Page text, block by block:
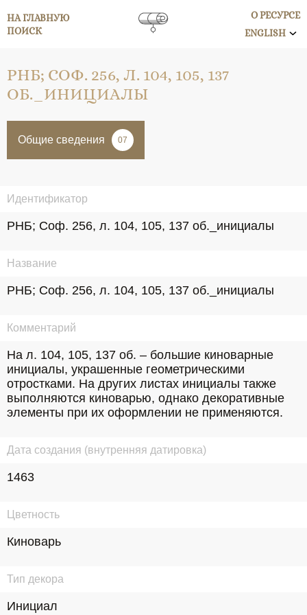
НА ГЛАВНУЮ
ПОИСК
О РЕСУРСЕ
ENGLISH
РНБ; СОФ. 256, Л. 104, 105, 137
ОБ._ИНИЦИАЛЫ
Общие сведения 07
Идентификатор
РНБ; Соф. 256, л. 104, 105, 137 об._инициалы
Название
РНБ; Соф. 256, л. 104, 105, 137 об._инициалы
Комментарий
На л. 104, 105, 137 об. – большие киноварные
инициалы, украшенные геометрическими
отростками. На других листах инициалы также
выполняются киноварью, однако декоративные
элементы при их оформлении не применяются.
Дата создания (внутренняя датировка)
1463
Цветность
Киноварь
Тип декора
Инициал